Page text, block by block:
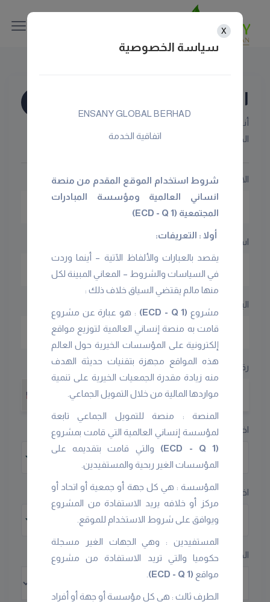
انشئ موقعك
أنشئ موقع لجمعيتك وساعد في نشر
الخير عالمياً
الاسم الأول
اسم العائلة
البريد الإلكترونى
رقم الهاتف
اختر الدولة
اختر المدينة
اختر المدينة
الجنس
سياسة الخصوصية
X
اتفاقية الخدمة
شروط استخدام الموقع المقدم من منصة
انساني العالمية ومؤسسة المبادرات
المجتمعية (ECD - Q 1)
أولا : التعريفات:
يقصد بالعبارات والألفاظ الآتية – أينما وردت
في السياسات والشروط – المعاني المبينة لكل
منها مالم يقتضي السياق خلاف ذلك :
مشروع (ECD - Q 1)
: هو عبارة عن مشروع
قامت به منصة إنساني العالمية لتوزيع مواقع
إلكترونية على المؤسسات الخيرية حول العالم
هذه المواقع مجهزة بتقنيات حديثة الهدف
منه زيادة مقدرة الجمعيات الخيرية على تنمية
مواردها المالية من خلال التمويل الجماعي.
المنصة : منصة للتمويل الجماعي تابعة
لمؤسسة إنساني العالمية التي قامت بمشروع
(ECD - Q 1)
والتي قامت بتقديمه على
المؤسسات الغير ربحية والمستفيدين.
المؤسسة : هي كل جهة أو جمعية أو اتحاد أو
مركز أو خلافه يريد الاستفادة من المشروع
ويوافق على شروط الاستخدام للموقع.
المستفيدين : وهي الجهات الغير مسجلة
حكوميا والتي تريد الاستفادة من مشروع
مواقع (ECD - Q 1)
الطرف ثالث : هي كل مؤسسة أو جهة أو أفراد